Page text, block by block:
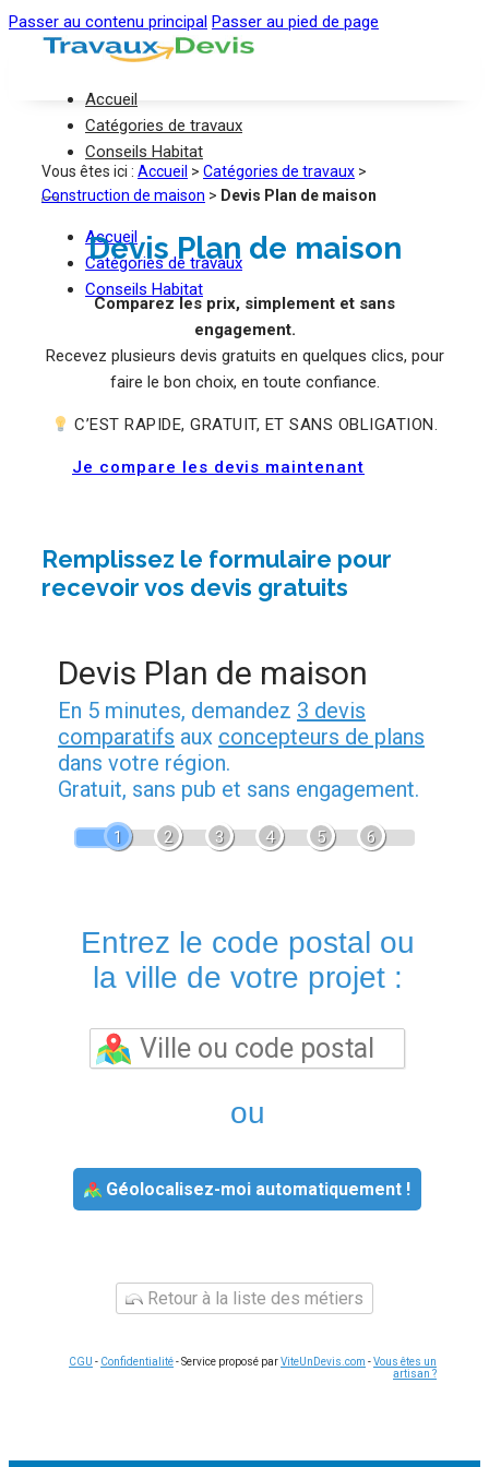
Passer au contenu principal Passer au pied de page
Accueil
Catégories de travaux
Conseils Habitat
Accueil
Catégories de travaux
Conseils Habitat
Vous êtes ici : Accueil > Catégories de travaux >
Construction de maison > Devis Plan de maison
Devis Plan de maison
Comparez les prix, simplement et sans
engagement.
Recevez plusieurs devis gratuits en quelques clics, pour
faire le bon choix, en toute confiance.
C’EST RAPIDE, GRATUIT, ET SANS OBLIGATION.
Je compare les devis maintenant
Remplissez le formulaire pour
recevoir vos devis gratuits
Devis Plan de maison
En 5 minutes, demandez 3 devis
comparatifs aux concepteurs de plans
dans votre région.
Gratuit, sans pub et sans engagement.
1 2 3 4 5 6
Entrez le code postal ou
la ville de votre projet :
ou
Géolocalisez-moi automatiquement !
Retour à la liste des métiers
CGU - Confidentialité- Service proposé parViteUnDevis.com -Vous êtes un
artisan ?